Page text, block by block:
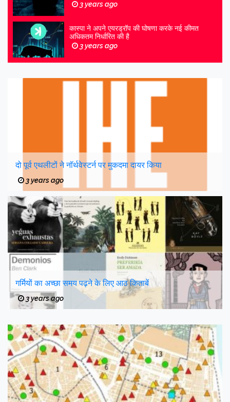
3 years ago
कास्पा ने अपने एयरड्रॉप की घोषणा करके नई कीमत
अधिकतम निर्धारित की है
3 years ago
दो पूर्व एथलीटों ने नॉर्थवेस्टर्न पर मुकदमा दायर किया
3 years ago
गर्मियों का अच्छा समय पढ़ने के लिए आठ किताबें
3 years ago